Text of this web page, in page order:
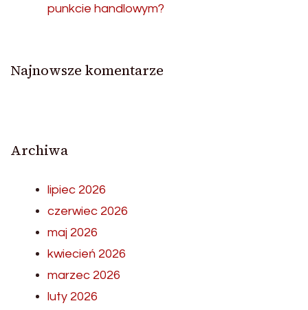
punkcie handlowym?
Najnowsze komentarze
Archiwa
lipiec 2026
czerwiec 2026
maj 2026
kwiecień 2026
marzec 2026
luty 2026